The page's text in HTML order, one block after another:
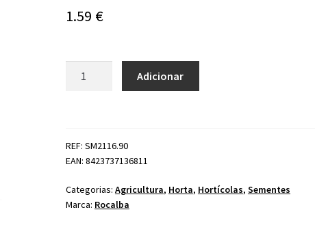
1.59 €
Reus
Adicionar
REF: SM2116.90
EAN: 8423737136811
Categorias: Agricultura, Horta, Hortícolas, Sementes
Marca: Rocalba